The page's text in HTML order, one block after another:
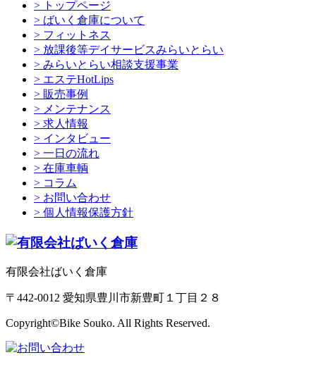
> トップページ
> ばいく倉庫について
> フィットネス
> 放課後等デイサービスみらいとらい
> みらいとらい相談支援事業
> エステHotLips
> 販売事例
> メンテナンス
> 求人情報
> インタビュー
> 一日の流れ
> 在庫車輌
> コラム
> お問い合わせ
> 個人情報保護方針
有限会社ばいく倉庫
〒442-0012 愛知県豊川市新豊町１丁目２８
Copyright©Bike Souko. All Rights Reserved.